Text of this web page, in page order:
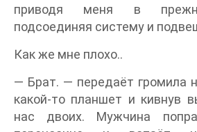
приводя меня в
подсоединяя систему и
Как же мне плохо..
— Брат. — передаёт громила
какой-то планшет и кивнув
нас двоих. Мужчина